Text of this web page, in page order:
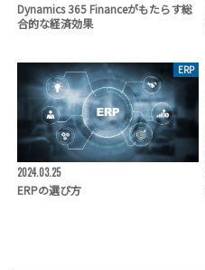
Dynamics 365 Financeがもたらす総
合的な経済効果
ERP
2024.03.25
ERPの選び方